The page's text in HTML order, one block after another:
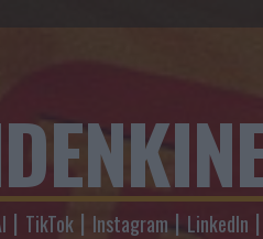
TikTok Instagram LinkedIn